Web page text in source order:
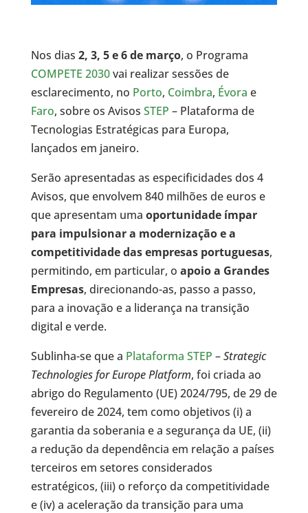
Nos dias 2, 3, 5 e 6 de março, o Programa
COMPETE 2030vai realizar sessões de
esclarecimento, no Porto, Coimbra, Évora e
Faro, sobre os Avisos STEP – Plataforma de
Tecnologias Estratégicas para Europa,
lançados em janeiro.
Serão apresentadas as especificidades dos 4
Avisos, que envolvem 840 milhões de euros e
que apresentam uma oportunidade ímpar
para impulsionar a modernização e a
competitividade das empresas portuguesas,
permitindo, em particular, o apoio a Grandes
Empresas, direcionando-as, passo a passo,
para a inovação e a liderança na transição
digital e verde.
Sublinha-se que a Plataforma STEP –Strategic
Technologies for Europe Platform, foi criada ao
abrigo do Regulamento (UE) 2024/795, de 29 de
fevereiro de 2024, tem como objetivos (i) a
garantia da soberania e a segurança da UE, (ii)
a redução da dependência em relação a países
terceiros em setores considerados
estratégicos, (iii) o reforço da competitividade
e (iv) a aceleração da transição para uma